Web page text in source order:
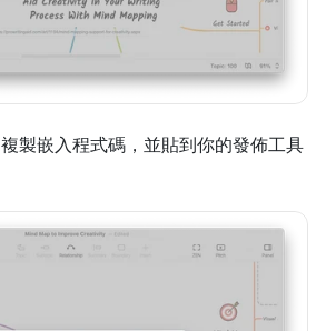
複製嵌入程式碼，並貼到你的發佈工具